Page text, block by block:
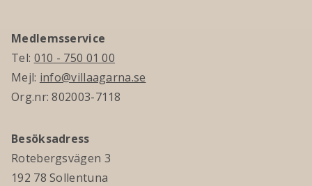
Medlemsservice
Tel: 010 - 750 01 00
Mejl: info@villaagarna.se
Org.nr: 802003-7118
Besöksadress
Rotebergsvägen 3
192 78 Sollentuna